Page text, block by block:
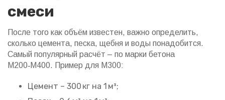
смеси
После того как объём известен, важно определить,
сколько цемента, песка, щебня и воды понадобится.
Самый популярный расчёт – по марки бетона
М200‑М400. Пример для М300:
Цемент – 300 кг на 1 м³;